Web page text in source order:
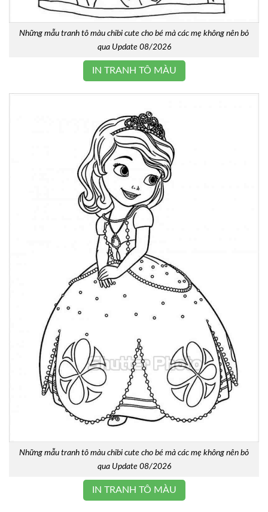
Những mẫu tranh tô màu chibi cute cho bé mà các mẹ không nên bỏ
qua Update 08/2026
IN TRANH TÔ MÀU
Những mẫu tranh tô màu chibi cute cho bé mà các mẹ không nên bỏ
qua Update 08/2026
IN TRANH TÔ MÀU